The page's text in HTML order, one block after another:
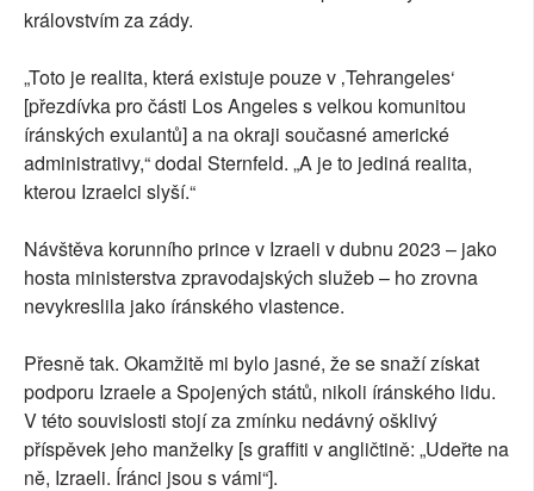
královstvím za zády.
„Toto je realita, která existuje pouze v ‚Tehrangeles‘
[přezdívka pro části Los Angeles s velkou komunitou
íránských exulantů] a na okraji současné americké
administrativy,“ dodal Sternfeld. „A je to jediná realita,
kterou Izraelci slyší.“
Návštěva korunního prince v Izraeli v dubnu 2023 – jako
hosta ministerstva zpravodajských služeb – ho zrovna
nevykreslila jako íránského vlastence.
Přesně tak. Okamžitě mi bylo jasné, že se snaží získat
podporu Izraele a Spojených států, nikoli íránského lidu.
V této souvislosti stojí za zmínku nedávný ošklivý
příspěvek jeho manželky [s graffiti v angličtině: „Udeřte na
ně, Izraeli. Íránci jsou s vámi“].